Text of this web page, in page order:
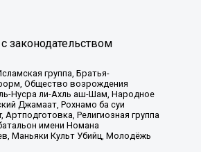
законодательством
группа, Братья-
Общество возрождения
Нусра ли-Ахль аш-Шам, Народное
Джамаат, Рохнамо ба суи
Религиозная группа
имени Номана
Маньяки Культ Убийц, Молодёжь